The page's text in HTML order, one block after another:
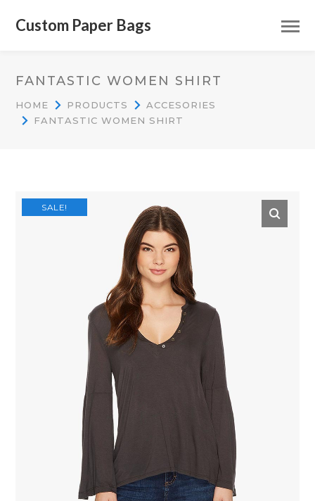
Custom Paper Bags
FANTASTIC WOMEN SHIRT
HOME PRODUCTS
ACCESORIES
FANTASTIC WOMEN SHIRT
SALE!